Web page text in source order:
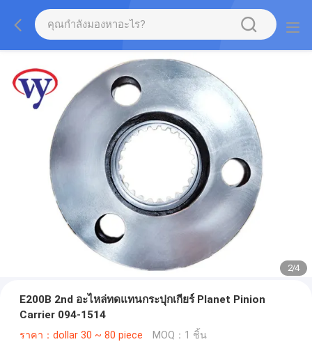
2/4
E200B 2nd อะไหล่ทดแทนกระปุกเกียร์ Planet Pinion
Carrier 094-1514
ราคา：dollar 30 ~ 80 piece MOQ：1 ชิ้น